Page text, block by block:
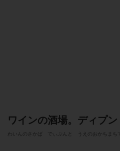
ワインの酒場。ディプ
わいんのさかば でぃぷんと うえのおかちまち